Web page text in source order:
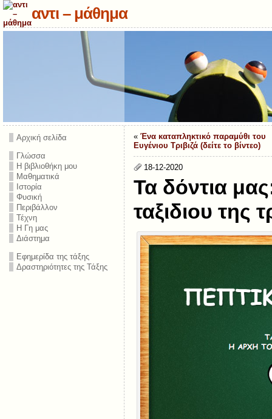
αντι – μάθημα
Αρχική σελίδα
Γλώσσα
Η βιβλιοθήκη μου
Μαθηματικά
Ιστορία
Φυσική
Περιβάλλον
Τέχνη
Η Γη μας
Διάστημα
Εφημερίδα της τάξης
Δραστηριότητες της Τάξης
« Ένα καταπληκτικό παραμύθι του
Ευγένιου Τριβιζά (δείτε τo βίντεο)
18-12-2020
Τα δόντια
ταξιδιου της